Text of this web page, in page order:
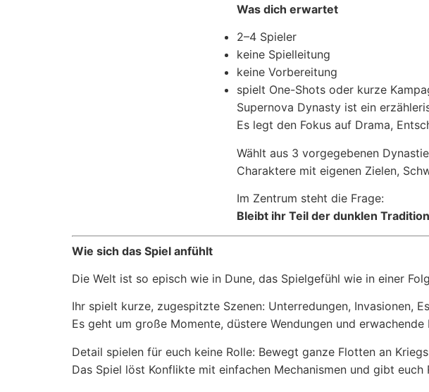
Was dich erwartet
2–4 Spieler
keine Spielleitung
keine Vorbereitung
spielt One-Shots oder kurze
Supernova Dynasty ist ein
Es legt den Fokus auf Drama,
Wählt aus 3 vorgegebenen
Charaktere mit eigenen Zielen,
Im Zentrum steht die Frage:
Bleibt ihr Teil der dunklen
Wie sich das Spiel anfühlt
Die Welt ist so episch wie in Dune, das Spielgefühl wie in einer
Ihr spielt kurze, zugespitzte Szenen: Unterredungen, Invasionen,
Es geht um große Momente, düstere Wendungen und erwachende
Detail spielen für euch keine Rolle: Bewegt ganze Flotten an
Das Spiel löst Konflikte mit einfachen Mechanismen und gibt euch